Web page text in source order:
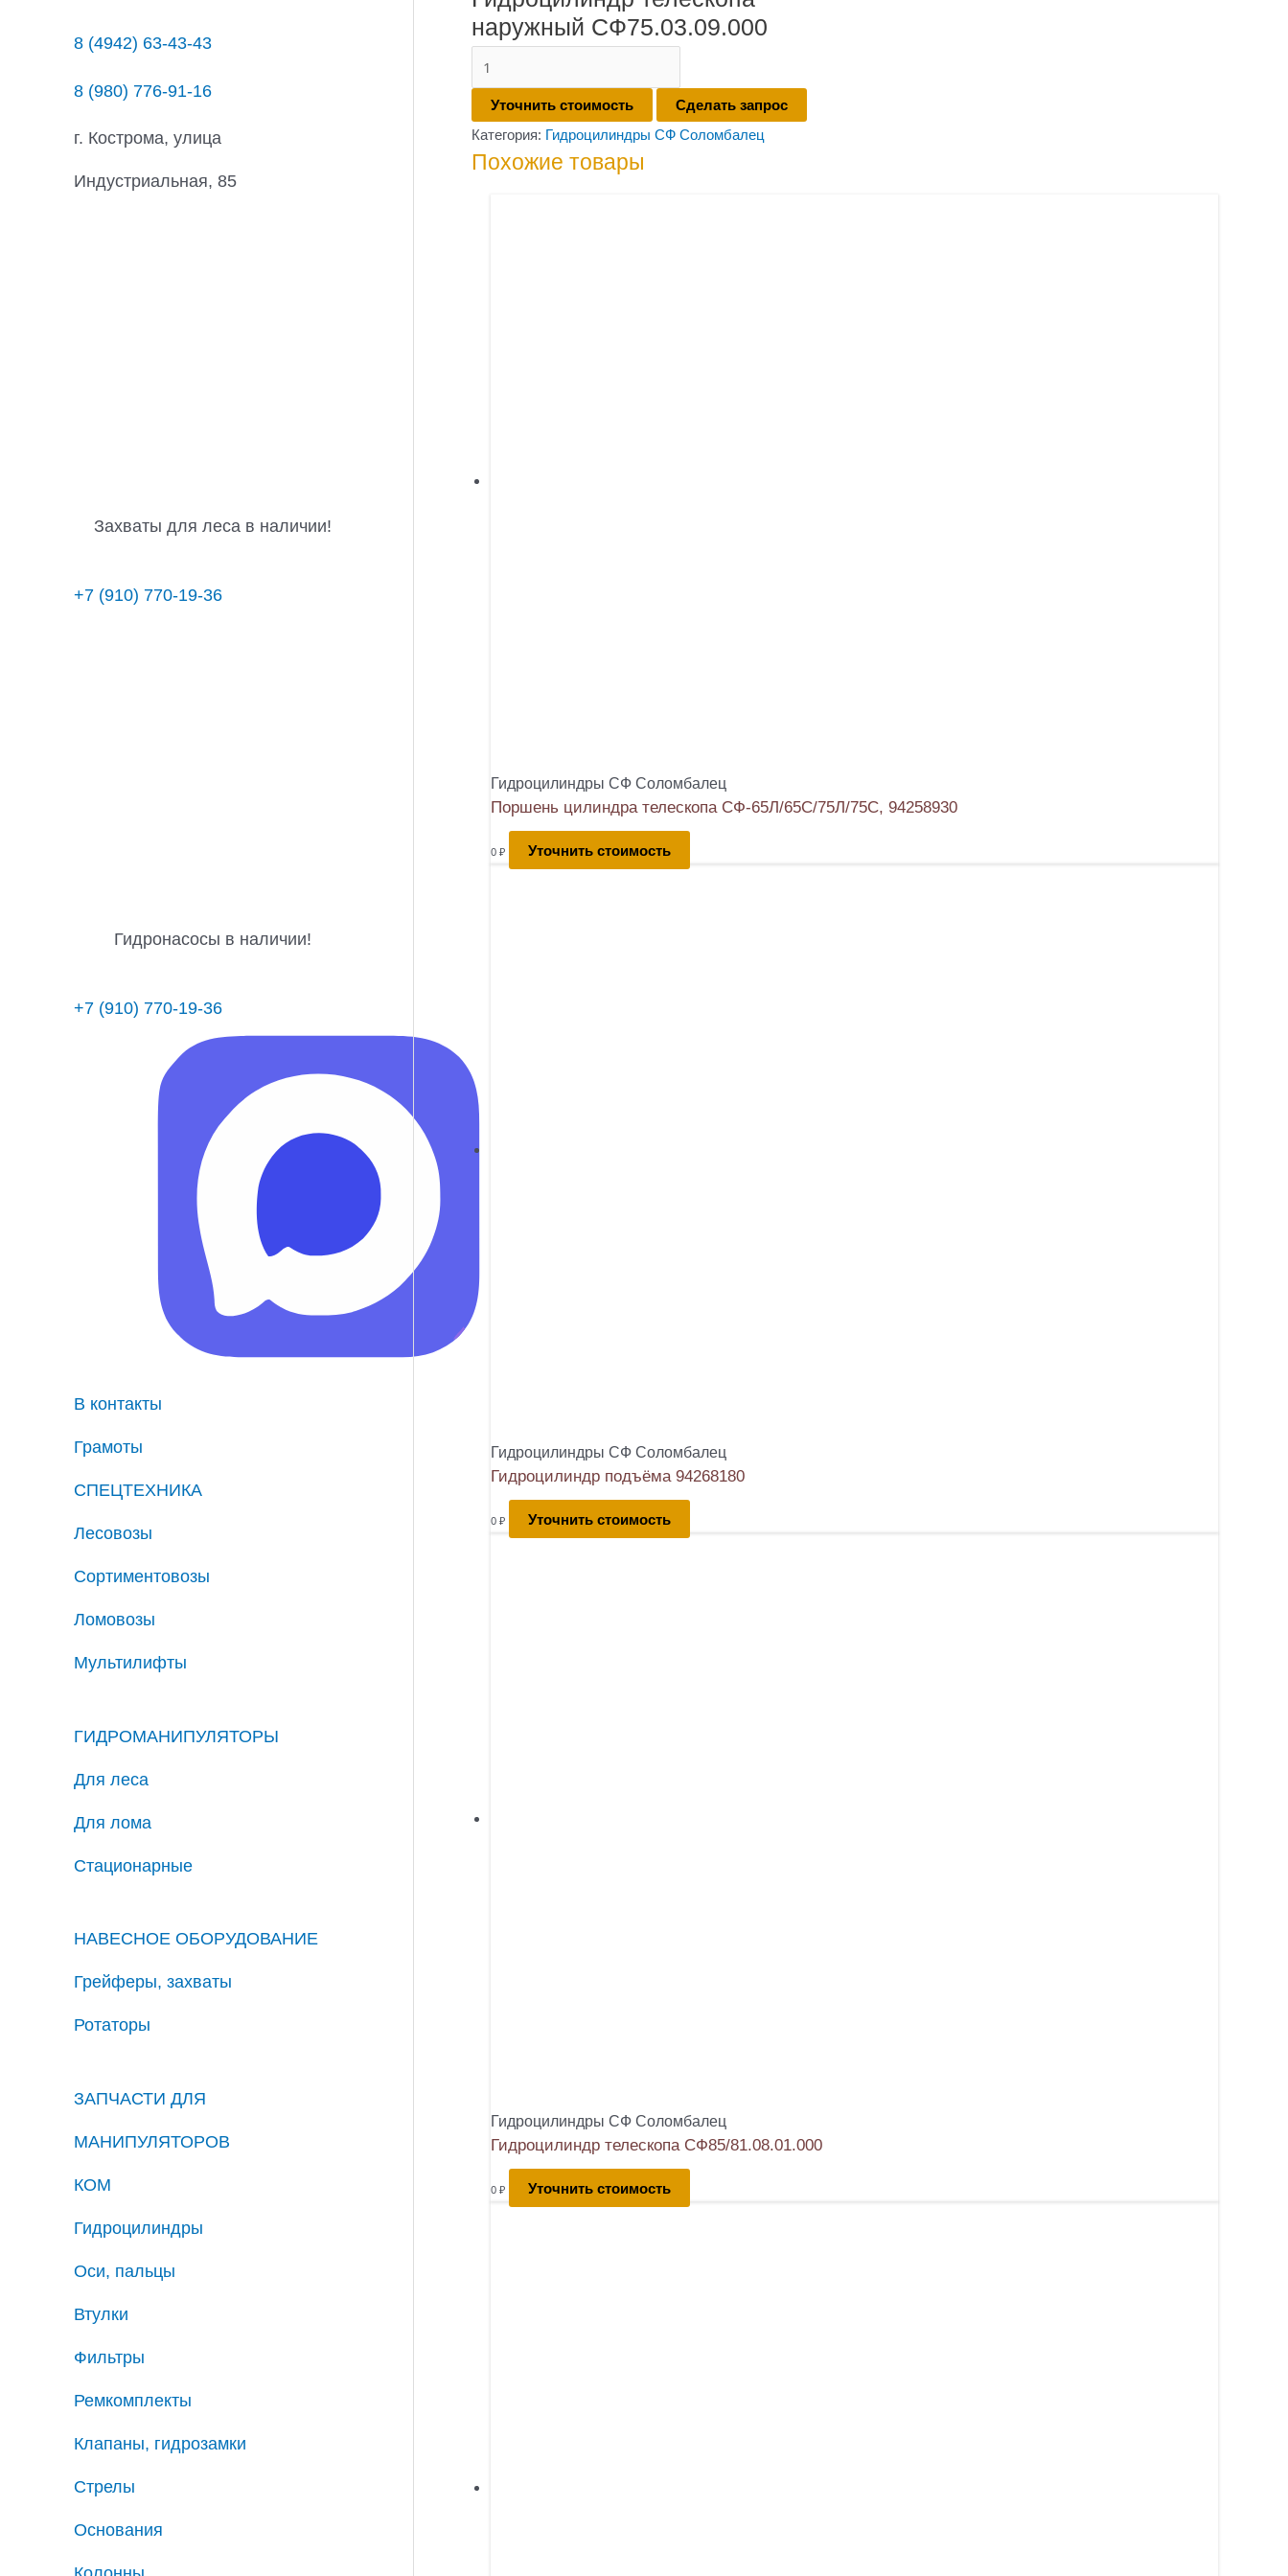
8 (4942) 63-43-43
8 (980) 776-91-16
г. Кострома, улица
Индустриальная, 85
Захваты для леса в наличии!
+7 (910) 770-19-36
Гидронасосы в наличии!
+7 (910) 770-19-36
В контакты
Грамоты
СПЕЦТЕХНИКА
Лесовозы
Сортиментовозы
Ломовозы
Мультилифты
ГИДРОМАНИПУЛЯТОРЫ
Для леса
Для лома
Стационарные
НАВЕСНОЕ ОБОРУДОВАНИЕ
Грейферы, захваты
Ротаторы
ЗАПЧАСТИ ДЛЯ
МАНИПУЛЯТОРОВ
КОМ
Гидроцилиндры
Оси, пальцы
Втулки
Фильтры
Ремкомплекты
Клапаны, гидрозамки
Стрелы
Основания
наружный СФ75.03.09.000
товара
Гидроцилиндр
телескопа
наружный
Уточнить стоимость
Сделать запрос
Категория: Гидроцилиндры СФ Соломбалец
Похожие товары
Гидроцилиндры СФ Соломбалец
Поршень цилиндра телескопа СФ-65Л/65С/75Л/75С, 94258930
0 ₽ Уточнить стоимость
Гидроцилиндры СФ Соломбалец
Гидроцилиндр подъёма 94268180
0 ₽ Уточнить стоимость
Гидроцилиндры СФ Соломбалец
Гидроцилиндр телескопа СФ85/81.08.01.000
0 ₽ Уточнить стоимость